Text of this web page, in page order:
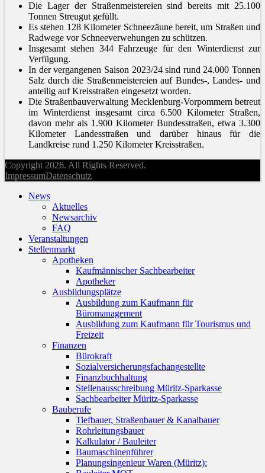
Die Lager der Straßenmeistereien sind bereits mit 25.100
Tonnen Streugut gefüllt.
Es stehen 128 Kilometer Schneezäune bereit, um Straßen und
Radwege vor Schneeverwehungen zu schützen.
Insgesamt stehen 344 Fahrzeuge für den Winterdienst zur
Verfügung.
In der vergangenen Saison 2023/24 sind rund 24.000 Tonnen
Salz durch die Straßenmeistereien auf Bundes-, Landes- und
anteilig auf Kreisstraßen eingesetzt worden.
Die Straßenbauverwaltung Mecklenburg-Vorpommern betreut
im Winterdienst insgesamt circa 6.500 Kilometer Straßen,
davon mehr als 1.900 Kilometer Bundesstraßen, etwa 3.300
Kilometer Landesstraßen und darüber hinaus für die
Landkreise rund 1.250 Kilometer Kreisstraßen.
Copyright 2026. All Rights Reserved.
ImpressumDatenschutz
News
Aktuelles
Newsarchiv
FAQ
Veranstaltungen
Stellenmarkt
Apotheken
Kaufmännischer Sachbearbeiter
Apotheker
Ausbildungsplätze
Ausbildung zum Kaufmann für
Büromanagement
Ausbildung zum Kaufmann für Tourismus und
Freizeit
Finanzen
Bürokraft
Sozialversicherungsfachangestellte
Finanzbuchhaltung
Stellenausschreibung Müritz-Sparkasse
Sachbearbeiter Müritz-Sparkasse
Bauberufe
Tiefbauer, Straßenbauer & Kanalbauer
Rohrleitungsbauer
Kalkulator / Bauleiter
Baumaschinenführer
Planungsingenieur Waren (Müritz):